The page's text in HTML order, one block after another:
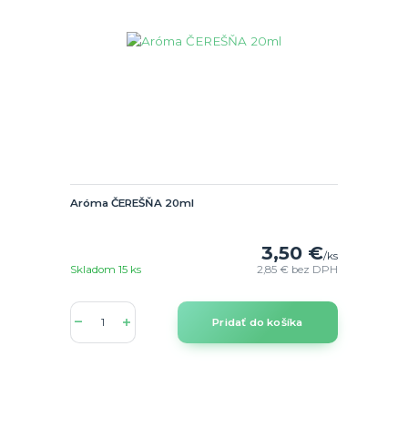
Aróma ČEREŠŇA 20ml
3,50 €/ks
2,85 € bez DPH
Skladom 15 ks
Pridať do košíka